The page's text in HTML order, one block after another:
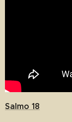
Salmo 18